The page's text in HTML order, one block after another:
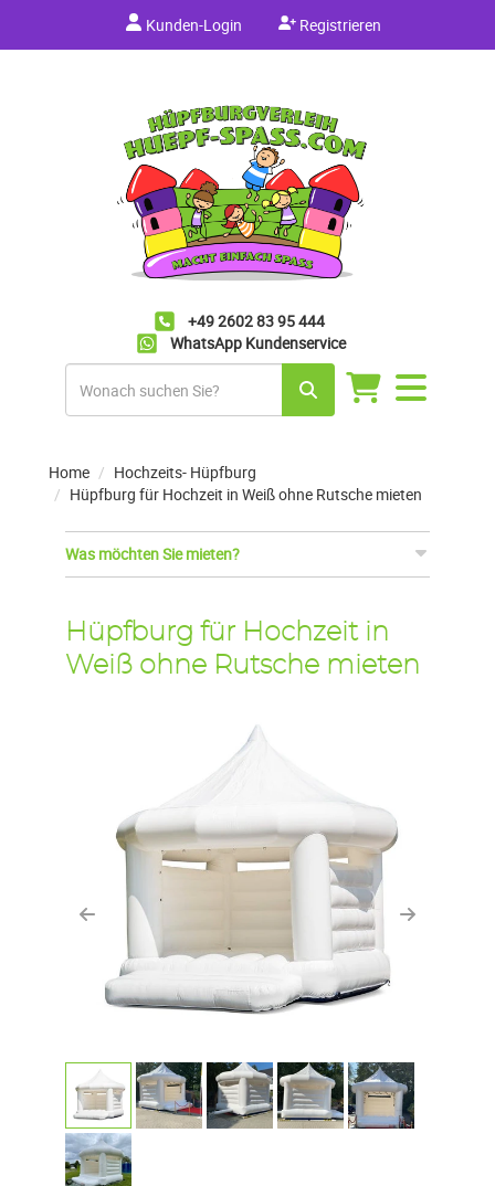
Kunden-Login Registrieren
+49 2602 83 95 444
WhatsApp Kundenservice
Navigation
umschalten
Home
Hochzeits- Hüpfburg
Hüpfburg für Hochzeit in Weiß ohne Rutsche mieten
Was möchten Sie mieten?
Hüpfburg für Hochzeit in
Weiß ohne Rutsche mieten
Previous Next